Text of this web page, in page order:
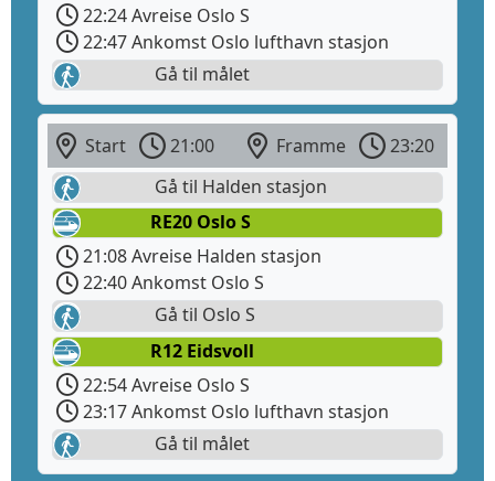
22:24 Avreise Oslo S
22:47 Ankomst Oslo lufthavn stasjon
Gå til målet
Start 21:00 Framme
23:20
Gå til Halden stasjon
RE20 Oslo S
21:08 Avreise Halden stasjon
22:40 Ankomst Oslo S
Gå til Oslo S
R12 Eidsvoll
22:54 Avreise Oslo S
23:17 Ankomst Oslo lufthavn stasjon
Gå til målet